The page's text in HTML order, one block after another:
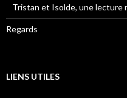
Tristan et Isolde, une lecture
Regards
LIENS UTILES